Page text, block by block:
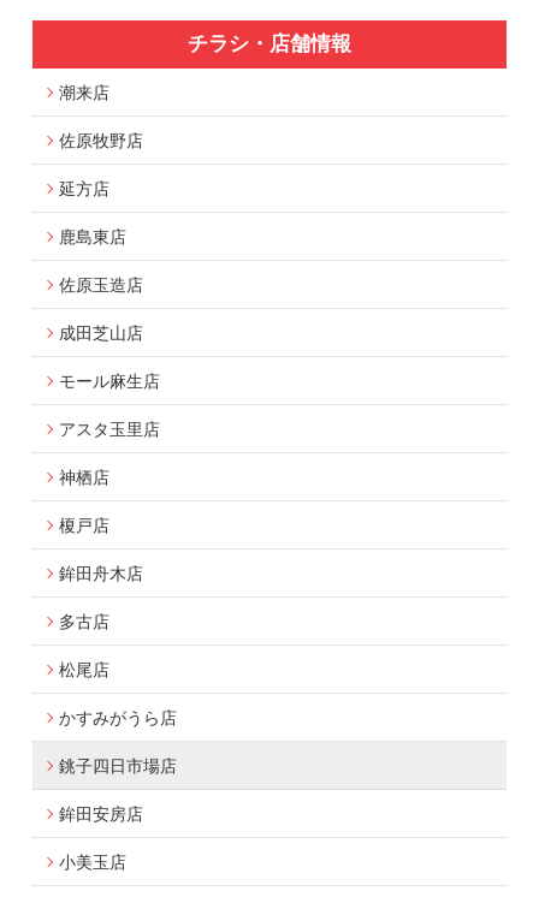
チラシ・店舗情報
潮来店
佐原牧野店
延方店
鹿島東店
佐原玉造店
成田芝山店
モール麻生店
アスタ玉里店
神栖店
榎戸店
鉾田舟木店
多古店
松尾店
かすみがうら店
銚子四日市場店
鉾田安房店
小美玉店